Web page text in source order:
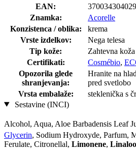
EAN:
Znamka:
Acorelle
Konzistenca / oblika:
krema
Vrste izdelkov:
Nega telesa
Tip kože:
Zahtevna koža
Certifikati:
Cosmébio,
Opozorila glede
shranjevanja:
Hranite na
pred svetlobo
Vrsta embalaže:
steklenička s
Sestavine (INCI)
Alcohol, Aqua, Aloe Barbadensis Leaf
Glycerin, Sodium Hydroxyde, Parfum,
Ferulate, Citronellal, Limonene,